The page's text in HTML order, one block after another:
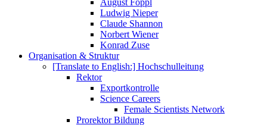
August Föppl
Ludwig Nieper
Claude Shannon
Norbert Wiener
Konrad Zuse
Organisation & Struktur
[Translate to English:] Hochschulleitung
Rektor
Exportkontrolle
Science Careers
Female Scientists Network
Prorektor Bildung